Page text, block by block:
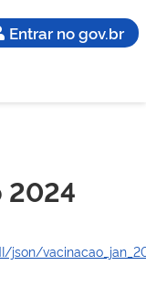
Entrar no gov.br
2024
json/